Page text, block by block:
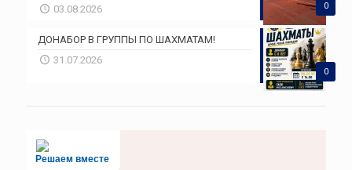
0
03.08.2026
0
ДОНАБОР В ГРУППЫ ПО ШАХМАТАМ!
31.07.2026
Решаем вместе